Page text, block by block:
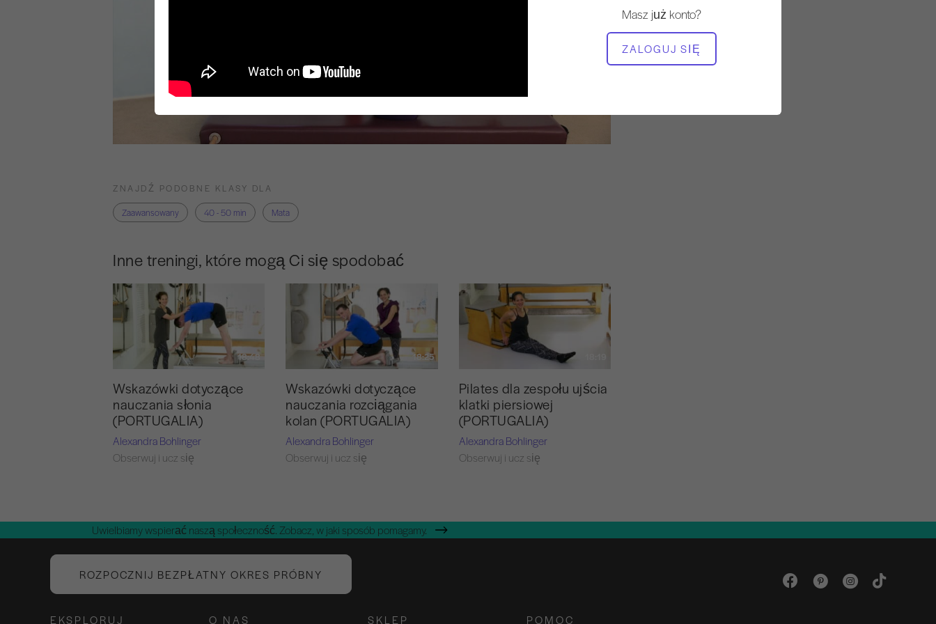
Masz już konto?
ZALOGUJ SIĘ
Mata
ZNAJDŹ PODOBNE KLASY DLA
Zaawansowany
40 - 50 min Mata
Inne treningi, które mogą Ci się spodobać
18:48
Wskazówki dotyczące
nauczania słonia
(PORTUGALIA)
Alexandra Bohlinger
Obserwuj i ucz się
18:25
Wskazówki dotyczące
nauczania rozciągania
kolan (PORTUGALIA)
Alexandra Bohlinger
Obserwuj i ucz się
Pilates dla zespołu ujścia
klatki piersiowej
(PORTUGALIA)
Alexandra Bohlinger
Obserwuj i ucz się
Uwielbiamy wspierać naszą społeczność. Zobacz, w jaki sposób pomagamy.
ROZPOCZNIJ BEZPŁATNY OKRES PRÓBNY
EKSPLORUJ O NAS SKLEP POMOC